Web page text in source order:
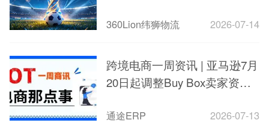
360Lion纬狮物流 2026-07-14
跨境电商一周资讯 | 亚马逊7月
20日起调整Buy Box卖家资格
通途ERP 2026-07-13